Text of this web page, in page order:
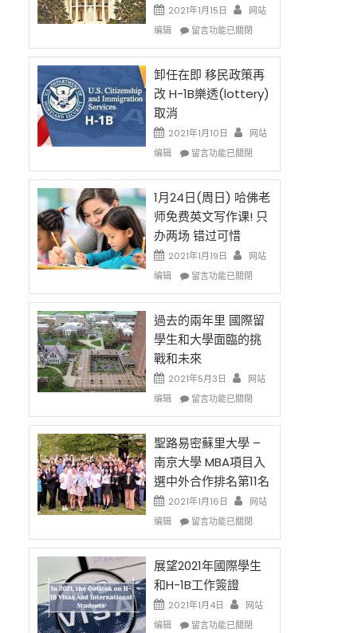
資
比
設
限
後
現
開
始
對
OPT
開
刀〉
中
2021年1月15日
网站
编辑
在
民
新
法
讓
說
話
請
H-
1B
簽
證
高
薪
者
先
得〉
中
留言功能已關閉
卸任在即 移民政策再
改 H-1B樂透(lottery)
取消
2021年1月10日
网站
编辑
在
任
在
即
移
民
政
策
改
H-
1B
樂
透
(lottery)
取
消〉
中
留言功能已關閉
1月24日(周日) 哈佛老
师免费英文写作课! 只
办两场 错过可惜
2021年1月19日
网站
编辑
在
月
24
日
(周
日)
哈
佛
师
免
费
英
文
写
作
课!
只
办
场
错
过
留言功能已關閉
過去的兩年里 國際留
學生和大學面臨的挑
戰和未來
2021年5月3日
网站
编辑
在
去
的
兩
年
里
國
際
學
生
大
學
面
留言功能已關閉
聖路易密蘇里大學 –
南京大學 MBA項目入
選中外合作排名第11名
2021年1月16日
网站
编辑
在
路
易
密
蘇
里
大
留言功能已關閉
展望2021年國際學生
和H-1B工作簽證
2021年1月4日
网站
编辑
在
留言功能已關閉